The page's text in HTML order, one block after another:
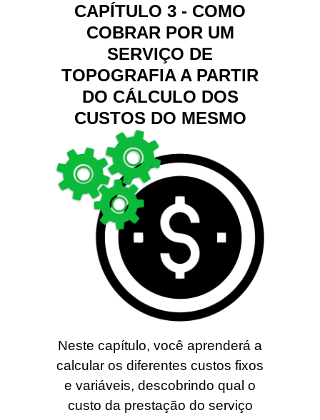
CAPÍTULO 3 - COMO
COBRAR POR UM
SERVIÇO DE
TOPOGRAFIA A PARTIR
DO CÁLCULO DOS
CUSTOS DO MESMO
Neste capítulo, você aprenderá a
calcular os diferentes custos fixos
e variáveis, descobrindo qual o
custo da prestação do serviço